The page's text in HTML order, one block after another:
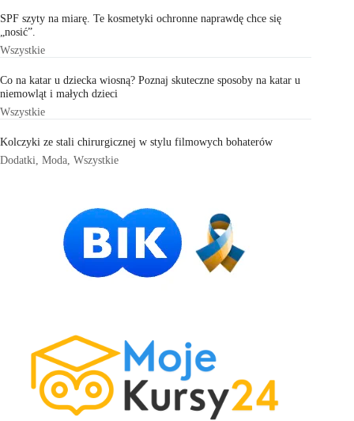
SPF szyty na miarę. Te kosmetyki ochronne naprawdę chce się
„nosić”.
Wszystkie
Co na katar u dziecka wiosną? Poznaj skuteczne sposoby na katar u
niemowląt i małych dzieci
Wszystkie
Kolczyki ze stali chirurgicznej w stylu filmowych bohaterów
Dodatki Moda Wszystkie